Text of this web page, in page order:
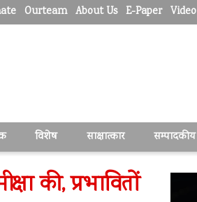
Ourteam About Us E-Paper Video
विशेष साक्षात्कार सम्पादकीय
की, प्रभावितों